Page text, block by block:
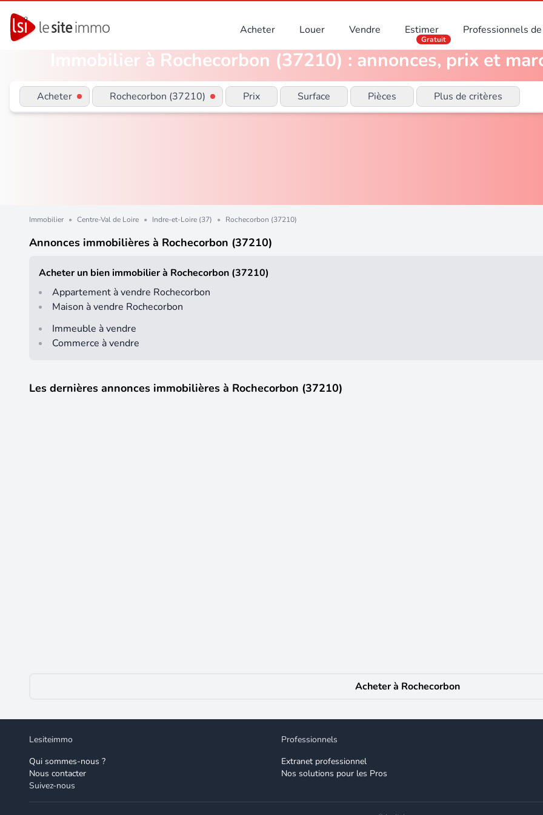
Acheter Louer Vendre Estimer
Gratuit
Professionnels
Immobilier à Rochecorbon (37210) : annonces, prix et
Acheter Rochecorbon (37210) Prix Surface Pièces Plus de critères
Immobilier • Centre-Val de Loire • Indre-et-Loire (37) • Rochecorbon (37210)
Annonces immobilières à Rochecorbon (37210)
Acheter un bien immobilier à Rochecorbon (37210)
Appartement à vendre Rochecorbon
Maison à vendre Rochecorbon
Immeuble à vendre
Commerce à vendre
Les dernières annonces immobilières à Rochecorbon (37210)
SAFTI : Dimitri FULNEAU, Tél. : 07 60 41 24 74, E-mail : dimitri.fulneau@safti.fr - EI - Agent commercial immatriculé au
Acheter à Rochecorbon
Lesiteimmo
Qui sommes-nous ?
Nous contacter
Suivez-nous
Professionnels
Extranet professionnel
Nos solutions pour les Pros